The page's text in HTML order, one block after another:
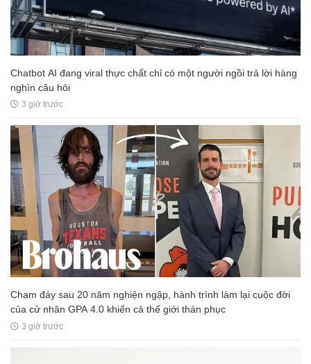
Chatbot AI đang viral thực chất chỉ có một người ngồi trả lời hàng
nghìn câu hỏi
3 giờ trước
Chạm đáy sau 20 năm nghiện ngập, hành trình làm lại cuộc đời
của cử nhân GPA 4.0 khiến cả thế giới thán phục
3 giờ trước